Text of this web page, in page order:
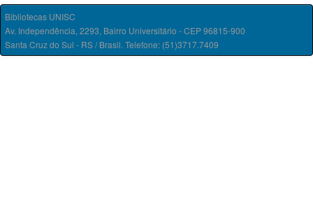
Bibliotecas UNISC
Av. Independência, 2293, Bairro Universitário - CEP 96815-900
Santa Cruz do Sul - RS / Brasil. Telefone: (51)3717.7409